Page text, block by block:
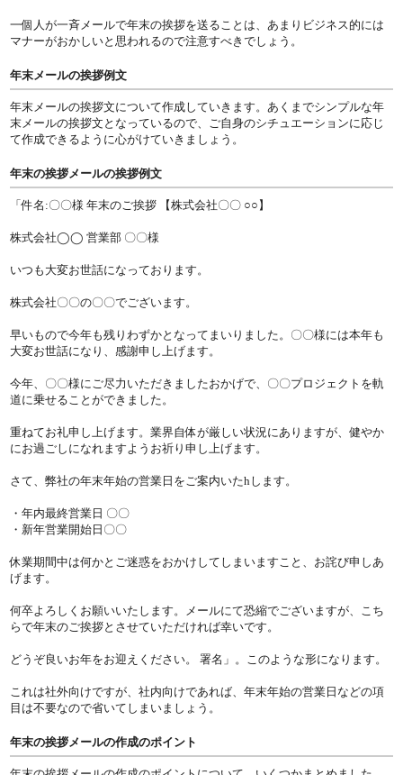
一個人が一斉メールで年末の挨拶を送ることは、あまりビジネス的には
マナーがおかしいと思われるので注意すべきでしょう。
年末メールの挨拶例文
年末メールの挨拶文について作成していきます。あくまでシンプルな年
末メールの挨拶文となっているので、ご自身のシチュエーションに応じ
て作成できるように心がけていきましょう。
年末の挨拶メールの挨拶例文
「件名:〇〇様 年末のご挨拶 【株式会社〇〇 ○○】
株式会社◯◯ 営業部 〇〇様
いつも大変お世話になっております。
株式会社〇〇の〇〇でございます。
早いもので今年も残りわずかとなってまいりました。〇〇様には本年も
大変お世話になり、感謝申し上げます。
今年、〇〇様にご尽力いただきましたおかげで、〇〇プロジェクトを軌
道に乗せることができました。
重ねてお礼申し上げます。業界自体が厳しい状況にありますが、健やか
にお過ごしになれますようお祈り申し上げます。
さて、弊社の年末年始の営業日をご案内いたhします。
・年内最終営業日 〇〇
・新年営業開始日〇〇
休業期間中は何かとご迷惑をおかけしてしまいますこと、お詫び申しあ
げます。
何卒よろしくお願いいたします。メールにて恐縮でございますが、こち
らで年末のご挨拶とさせていただければ幸いです。
どうぞ良いお年をお迎えください。 署名」。このような形になります。
これは社外向けですが、社内向けであれば、年末年始の営業日などの項
目は不要なので省いてしまいましょう。
年末の挨拶メールの作成のポイント